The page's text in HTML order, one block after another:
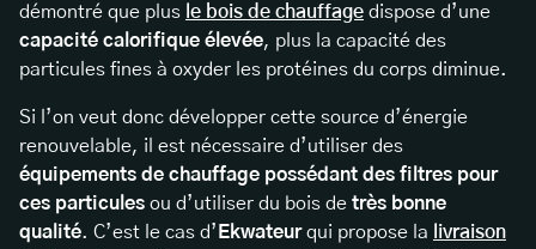
démontré que plus le bois de chauffage dispose d’une
capacité calorifique élevée, plus la capacité des
particules fines à oxyder les protéines du corps diminue.
Si l’on veut donc développer cette source d’énergie
renouvelable, il est nécessaire d’utiliser des
équipements de chauffage possédant des filtres pour
ces particules ou d’utiliser du bois de très bonne
qualité. C’est le cas d’ Ekwateurqui propose la
livraison